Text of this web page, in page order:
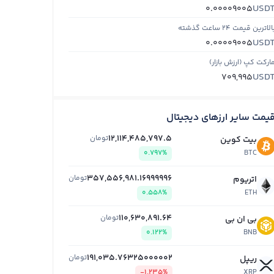
0.00009005
قیمت ۲۴ ساعت گذشته
0.00009005
مارکت کپ (ارزش بازار)
709,995
قیمت سایر ارزهای دیجیتال
بیت کوین
BTC
12,114,485,797.5تومان
0.797%
اتریوم
ETH
357,556,981.16999996تومان
0.558%
بی ان بی
BNB
110,630,891.64تومان
0.122%
ریپل 191,035.76325000002تومان